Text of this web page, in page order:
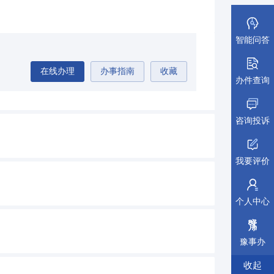
在线办理 办事指南 收藏
智能问答
办件查询
咨询投诉
我要评价
个人中心
豫事办
收起